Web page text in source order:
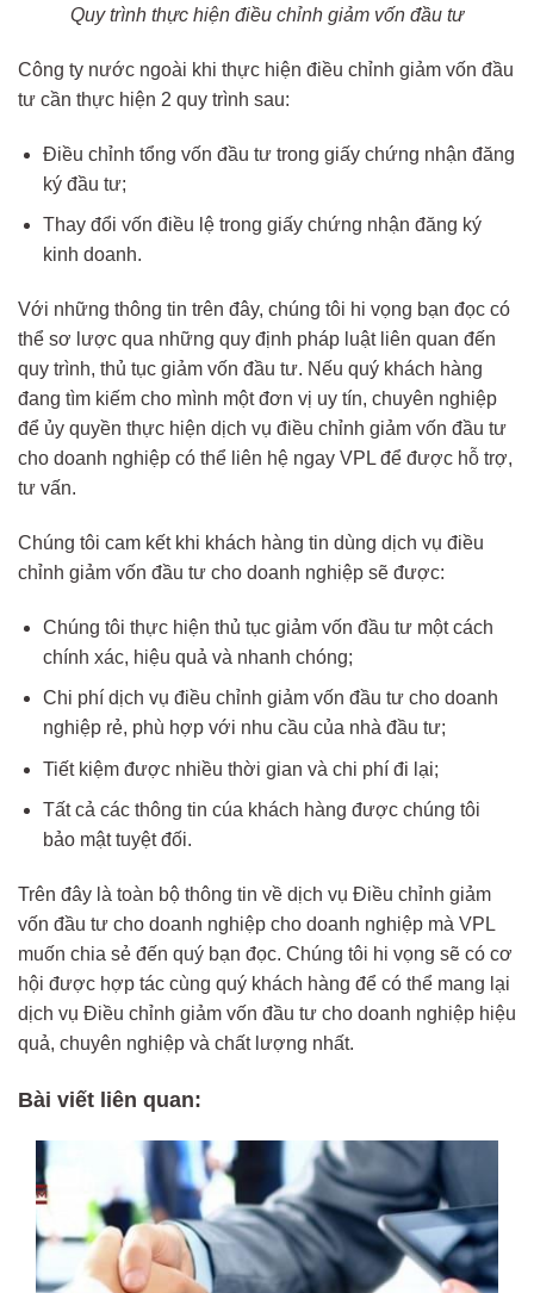
Quy trình thực hiện điều chỉnh giảm vốn đầu tư
Công ty nước ngoài khi thực hiện điều chỉnh giảm vốn đầu
tư cần thực hiện 2 quy trình sau:
Điều chỉnh tổng vốn đầu tư trong giấy chứng nhận đăng
ký đầu tư;
Thay đổi vốn điều lệ trong giấy chứng nhận đăng ký
kinh doanh.
Với những thông tin trên đây, chúng tôi hi vọng bạn đọc có
thể sơ lược qua những quy định pháp luật liên quan đến
quy trình, thủ tục giảm vốn đầu tư. Nếu quý khách hàng
đang tìm kiếm cho mình một đơn vị uy tín, chuyên nghiệp
để ủy quyền thực hiện dịch vụ điều chỉnh giảm vốn đầu tư
cho doanh nghiệp có thể liên hệ ngay VPL để được hỗ trợ,
tư vấn.
Chúng tôi cam kết khi khách hàng tin dùng dịch vụ điều
chỉnh giảm vốn đầu tư cho doanh nghiệp sẽ được:
Chúng tôi thực hiện thủ tục giảm vốn đầu tư một cách
chính xác, hiệu quả và nhanh chóng;
Chi phí dịch vụ điều chỉnh giảm vốn đầu tư cho doanh
nghiệp rẻ, phù hợp với nhu cầu của nhà đầu tư;
Tiết kiệm được nhiều thời gian và chi phí đi lại;
Tất cả các thông tin cúa khách hàng được chúng tôi
bảo mật tuyệt đối.
Trên đây là toàn bộ thông tin về dịch vụ Điều chỉnh giảm
vốn đầu tư cho doanh nghiệp cho doanh nghiệp mà VPL
muốn chia sẻ đến quý bạn đọc. Chúng tôi hi vọng sẽ có cơ
hội được hợp tác cùng quý khách hàng để có thể mang lại
dịch vụ Điều chỉnh giảm vốn đầu tư cho doanh nghiệp hiệu
quả, chuyên nghiệp và chất lượng nhất.
Bài viết liên quan: